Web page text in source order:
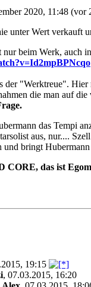
2020, 11:48 (vor
unter Wert verkauft
nur beim Werk, auch
der "Werktreue". Hier
die man auf
das Tempi
aus, nur....
und bringt
das ist
19:15
, 07.03.2015, 16:20